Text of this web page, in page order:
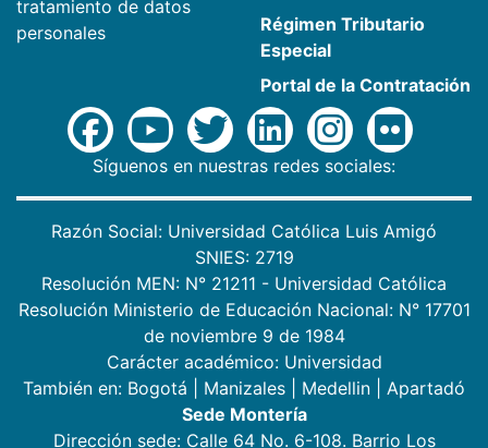
tratamiento de datos
personales
Régimen Tributario
Especial
Portal de la Contratación
Síguenos en nuestras redes sociales:
Razón Social: Universidad Católica Luis Amigó
SNIES: 2719
Resolución MEN: N° 21211 - Universidad Católica
Resolución Ministerio de Educación Nacional: N° 17701
de noviembre 9 de 1984
Carácter académico: Universidad
También en: Bogotá Manizales Medellin
Apartadó
Sede Montería
Dirección sede: Calle 64 No. 6-108. Barrio Los